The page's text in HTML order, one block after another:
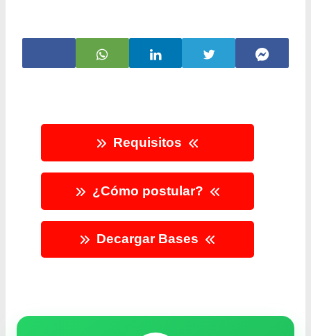
Requisitos
¿Cómo postular?
Decargar Bases